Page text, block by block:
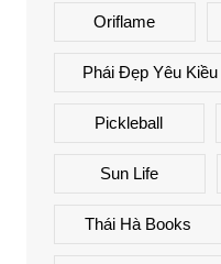
Oriflame
Phái Đẹp Yêu Kiều
Pickleball
Sun Life
Thái Hà Books